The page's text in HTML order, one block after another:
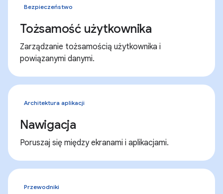
Bezpieczeństwo
Tożsamość użytkownika
Zarządzanie tożsamością użytkownika i
powiązanymi danymi.
Architektura aplikacji
Nawigacja
Poruszaj się między ekranami i aplikacjami.
Przewodniki